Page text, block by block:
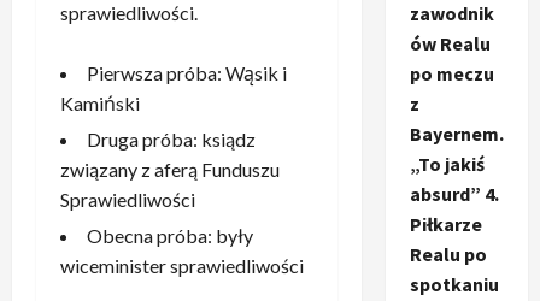
sprawiedliwości.
Pierwsza próba: Wąsik i
Kamiński
Druga próba: ksiądz
związany z aferą Funduszu
Sprawiedliwości
Obecna próba: były
wiceminister sprawiedliwości
zawodnik
ów Realu
po meczu
z
Bayernem.
„To jakiś
absurd” 4.
Piłkarze
Realu po
spotkaniu